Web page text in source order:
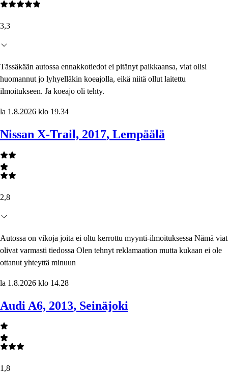
3,3
Tässäkään autossa ennakkotiedot ei pitänyt paikkaansa, viat olisi
huomannut jo lyhyelläkin koeajolla, eikä niitä ollut laitettu
ilmoitukseen. Ja koeajo oli tehty.
la 1.8.2026 klo 19.34
Nissan X-Trail, 2017, Lempäälä
2,8
Autossa on vikoja joita ei oltu kerrottu myynti-ilmoituksessa Nämä viat
olivat varmasti tiedossa Olen tehnyt reklamaation mutta kukaan ei ole
ottanut yhteyttä minuun
la 1.8.2026 klo 14.28
Audi A6, 2013, Seinäjoki
1,8